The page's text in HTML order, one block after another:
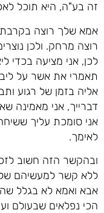
זה בע"ה, היא תוכל
אמא שלך רוצה
רוצה מרחק. ולכן
לכן, אני מציעה בכדי
תאמרי את אשר על
אליה בזמן של רגוע
דברייך, אני מאמינה
אני סומכת עליך
לאימך.
ובהקשר הזה חשוב
ללא קשר למעשיהם של
אבא ואמא לא בגלל
הכי נפלאים שבעולם